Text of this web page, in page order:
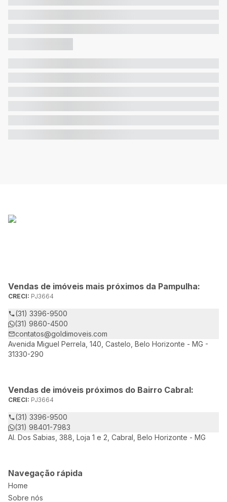
Vendas de imóveis mais próximos da Pampulha:
CRECI: PJ3664
(31) 3396-9500
(31) 9860-4500
contatos@goldimoveis.com
Avenida Miguel Perrela, 140, Castelo, Belo Horizonte - MG -
31330-290
Vendas de imóveis próximos do Bairro Cabral:
CRECI: PJ3664
(31) 3396-9500
(31) 98401-7983
Al. Dos Sabias, 388, Loja 1 e 2, Cabral, Belo Horizonte - MG
Navegação rápida
Home
Sobre nós